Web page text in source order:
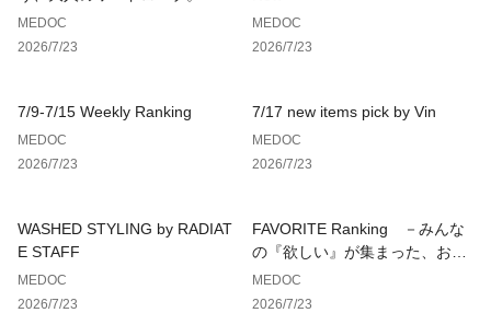
肩幅:32.5
袖丈:58
MEDOC
2026/7/23
MEDOC
2026/7/23
7/9-7/15 Weekly Ranking
MEDOC
2026/7/23
7/17 new items pick by Vin
MEDOC
2026/7/23
WASHED STYLING by RADIAT
E STAFF
MEDOC
2026/7/23
FAVORITE Ranking －みんな
の『欲しい』が集まった、お気
に入り登録数ランキング－
MEDOC
2026/7/23